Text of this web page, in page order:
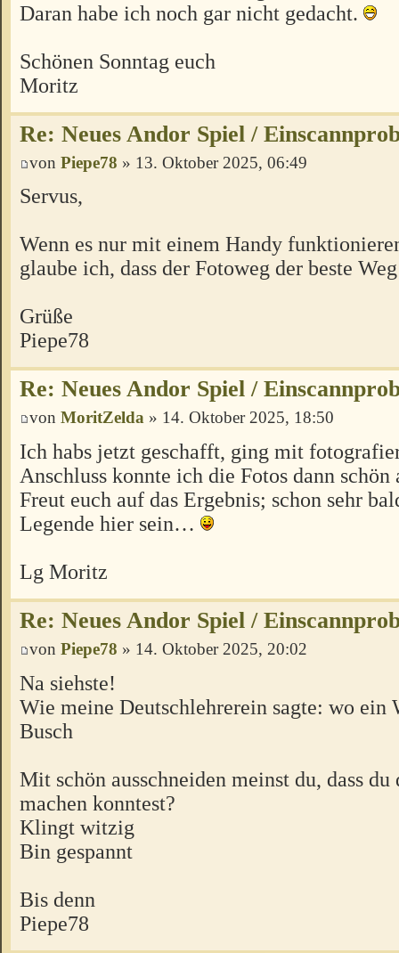
Daran habe ich noch gar nicht gedacht.
Schönen Sonntag euch
Moritz
Re: Neues Andor Spiel /
von Piepe78 » 13. Oktober 2025, 06:49
Servus,
Wenn es nur mit einem Handy
glaube ich, dass der Fotoweg der beste
Grüße
Piepe78
Re: Neues Andor Spiel /
von MoritZelda » 14. Oktober 2025, 18:50
Ich habs jetzt geschafft, ging mit
Anschluss konnte ich die Fotos dann schön
Freut euch auf das Ergebnis; schon sehr
Legende hier sein…
Lg Moritz
Re: Neues Andor Spiel /
von Piepe78 » 14. Oktober 2025, 20:02
Na siehste!
Wie meine Deutschlehrerein sagte: wo ein
Busch
Mit schön ausschneiden meinst du, dass du
machen konntest?
Klingt witzig
Bin gespannt
Bis denn
Piepe78